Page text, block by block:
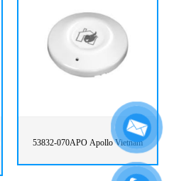
53832-070APO Apollo Vietnam